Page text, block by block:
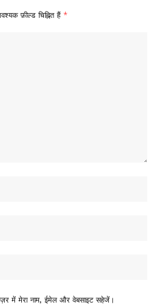
फ़ील्ड चिह्नित हैं *
में मेरा नाम, ईमेल और वेबसाइट सहेजें।